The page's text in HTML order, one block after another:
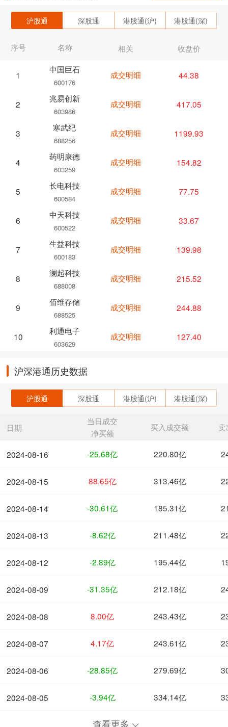
沪股通 深股通 港股通(沪) 港股通(深)
序号 名称
1
中国巨石
600176
2
兆易创新
603986
3
寒武纪
688256
4
药明康德
603259
5
长电科技
600584
6
中天科技
600522
7
生益科技
600183
8
澜起科技
688008
9
佰维存储
688525
10
利通电子
603629
相关 收盘价
成交明细 44.38
成交明细 417.05
成交明细 1199.93
成交明细 154.82
成交明细 77.75
成交明细 33.67
成交明细 139.98
成交明细 215.52
成交明细 244.88
成交明细 127.40
沪深港通历史数据
沪股通 深股通 港股通(沪) 港股通(深)
日期
2024-08-16
2024-08-15
2024-08-14
2024-08-13
2024-08-12
2024-08-09
2024-08-08
2024-08-07
2024-08-06
2024-08-05
当日成交
净买额
买入成交额 卖
-25.68亿 220.80亿
88.65亿 313.46亿
-30.61亿 185.31亿
-8.62亿 211.48亿
-2.89亿 195.44亿
-31.35亿 212.18亿
8.00亿 243.43亿
4.17亿 243.61亿
-28.85亿 279.69亿
-3.94亿 334.14亿
查看更多